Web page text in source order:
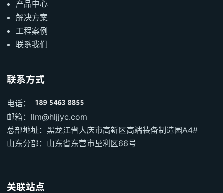
产品中心
解决方案
工程案例
联系我们
联系方式
电话：
邮箱：llm@hljjyc.com
总部地址：黑龙江省大庆市高新区高端装备制造园A4#
山东分部：山东省东营市垦利区66号
关联站点